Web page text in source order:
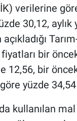
verilerine
30,12,
açıkladığı
bir
12,56, bir
yüzde
kullanılan